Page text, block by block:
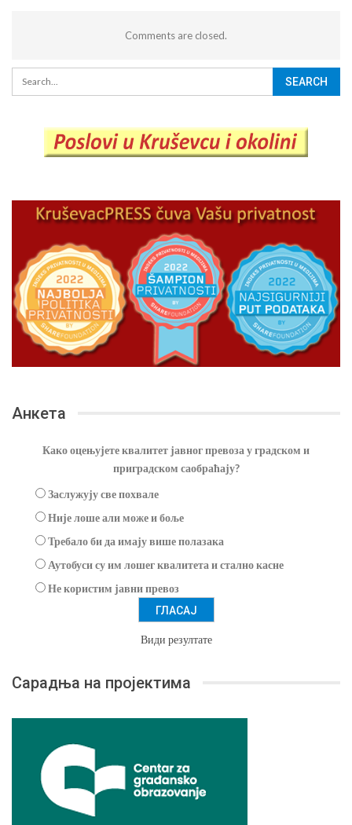
Comments are closed.
Анкета
Како оцењујете квалитет јавног превоза у градском и
приградском саобраћају?
Заслужују све похвале
Није лоше али може и боље
Требало би да имају више полазака
Аутобуси су им лошег квалитета и стално касне
Не користим јавни превоз
Види резултате
Сарадња на пројектима